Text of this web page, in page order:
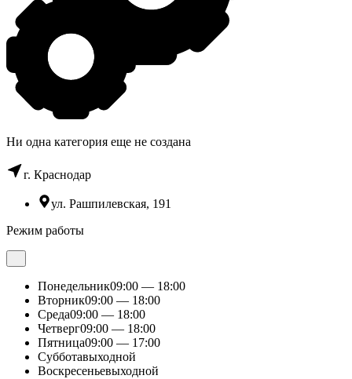
Hи одна категория еще не создана
г. Краснодар
ул. Рашпилевская, 191
Режим работы
Понедельник09:00 — 18:00
Вторник09:00 — 18:00
Среда09:00 — 18:00
Четверг09:00 — 18:00
Пятница09:00 — 17:00
Субботавыходной
Воскресеньевыходной